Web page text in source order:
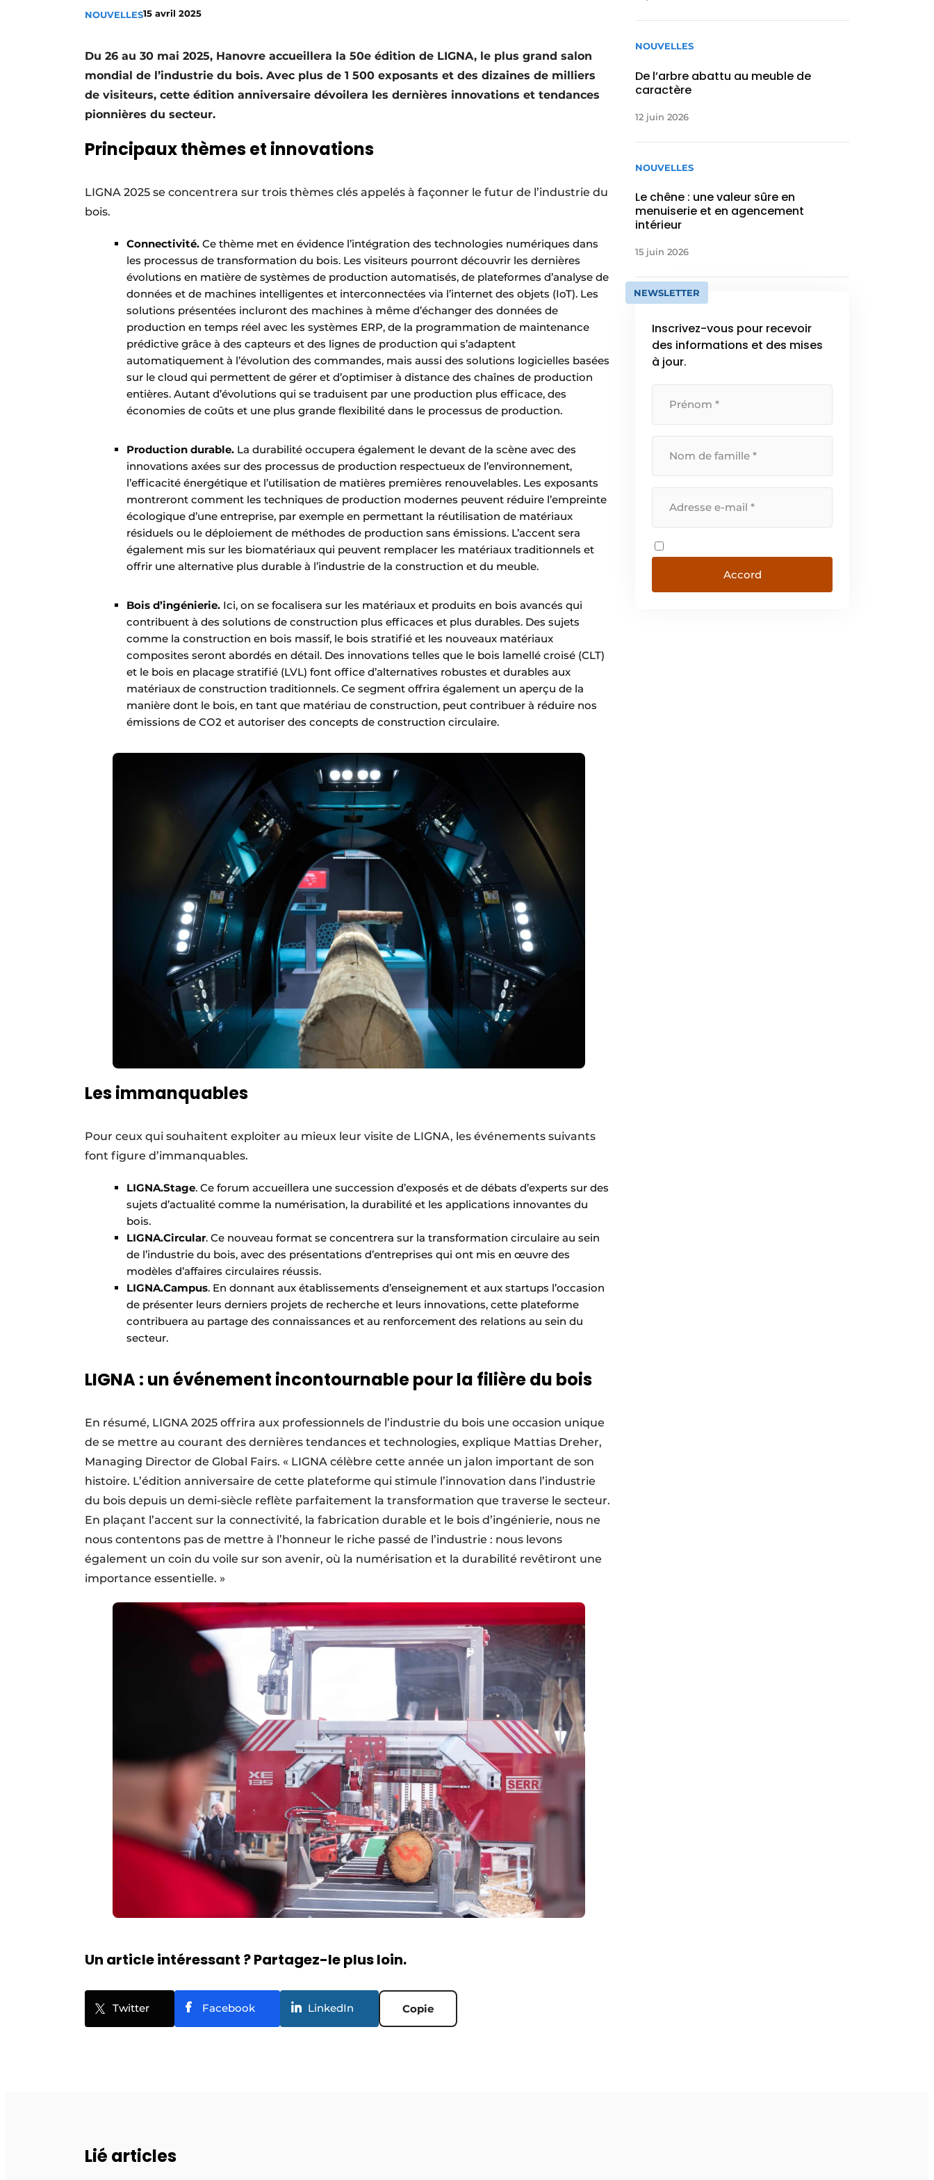
Podcasts
S’inscrire à l’événement
S’inscrire
Video’s
NOUVELLES15 avril 2025
Du 26 au 30 mai 2025, Hanovre accueillera la 50e édition de LIGNA, le plus grand salon
mondial de l’industrie du bois. Avec plus de 1 500 exposants et des dizaines de milliers
de visiteurs, cette édition anniversaire dévoilera les dernières innovations et tendances
pionnières du secteur.
Principaux thèmes et innovations
LIGNA 2025 se concentrera sur trois thèmes clés appelés à façonner le futur de l’industrie du
bois.
Connectivité. Ce thème met en évidence l’intégration des technologies numériques dans
les processus de transformation du bois. Les visiteurs pourront découvrir les dernières
évolutions en matière de systèmes de production automatisés, de plateformes d’analyse de
données et de machines intelligentes et interconnectées via l’internet des objets (IoT). Les
solutions présentées incluront des machines à même d’échanger des données de
production en temps réel avec les systèmes ERP, de la programmation de maintenance
prédictive grâce à des capteurs et des lignes de production qui s’adaptent
automatiquement à l’évolution des commandes, mais aussi des solutions logicielles basées
sur le cloud qui permettent de gérer et d’optimiser à distance des chaînes de production
entières. Autant d’évolutions qui se traduisent par une production plus efficace, des
économies de coûts et une plus grande flexibilité dans le processus de production.
Production durable. La durabilité occupera également le devant de la scène avec des
innovations axées sur des processus de production respectueux de l’environnement,
l’efficacité énergétique et l’utilisation de matières premières renouvelables. Les exposants
montreront comment les techniques de production modernes peuvent réduire l’empreinte
écologique d’une entreprise, par exemple en permettant la réutilisation de matériaux
résiduels ou le déploiement de méthodes de production sans émissions. L’accent sera
également mis sur les biomatériaux qui peuvent remplacer les matériaux traditionnels et
offrir une alternative plus durable à l’industrie de la construction et du meuble.
Bois d’ingénierie. Ici, on se focalisera sur les matériaux et produits en bois avancés qui
contribuent à des solutions de construction plus efficaces et plus durables. Des sujets
comme la construction en bois massif, le bois stratifié et les nouveaux matériaux
composites seront abordés en détail. Des innovations telles que le bois lamellé croisé (CLT)
et le bois en placage stratifié (LVL) font office d’alternatives robustes et durables aux
matériaux de construction traditionnels. Ce segment offrira également un aperçu de la
manière dont le bois, en tant que matériau de construction, peut contribuer à réduire nos
émissions de CO2 et autoriser des concepts de construction circulaire.
Les immanquables
Pour ceux qui souhaitent exploiter au mieux leur visite de LIGNA, les événements suivants
font figure d’immanquables.
LIGNA.Stage. Ce forum accueillera une succession d’exposés et de débats d’experts sur des
sujets d’actualité comme la numérisation, la durabilité et les applications innovantes du
bois.
LIGNA.Circular. Ce nouveau format se concentrera sur la transformation circulaire au sein
de l’industrie du bois, avec des présentations d’entreprises qui ont mis en œuvre des
modèles d’affaires circulaires réussis.
LIGNA.Campus. En donnant aux établissements d’enseignement et aux startups l’occasion
de présenter leurs derniers projets de recherche et leurs innovations, cette plateforme
contribuera au partage des connaissances et au renforcement des relations au sein du
secteur.
LIGNA : un événement incontournable pour la filière du bois
En résumé, LIGNA 2025 offrira aux professionnels de l’industrie du bois une occasion unique
de se mettre au courant des dernières tendances et technologies, explique Mattias Dreher,
Managing Director de Global Fairs. « LIGNA célèbre cette année un jalon important de son
histoire. L’édition anniversaire de cette plateforme qui stimule l’innovation dans l’industrie
du bois depuis un demi-siècle reflète parfaitement la transformation que traverse le secteur.
En plaçant l’accent sur la connectivité, la fabrication durable et le bois d’ingénierie, nous ne
nous contentons pas de mettre à l’honneur le riche passé de l’industrie : nous levons
également un coin du voile sur son avenir, où la numérisation et la durabilité revêtiront une
importance essentielle. »
Un article intéressant ? Partagez-le plus loin.
Twitter Facebook LinkedIn Copie
NOUVELLES
De l’arbre abattu au meuble de
caractère
12 juin 2026
NOUVELLES
Le chêne : une valeur sûre en
menuiserie et en agencement
intérieur
15 juin 2026
NEWSLETTER
Inscrivez-vous pour recevoir
des informations et des mises
à jour.
Accord
Lié articles